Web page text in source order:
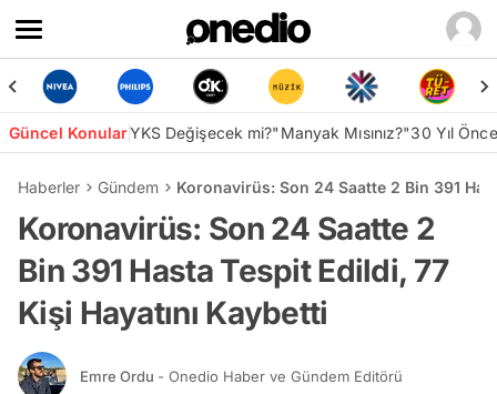
Güncel KonularYKS Değişecek mi?"Manyak Mısınız?"30 Yıl
Haberler Gündem Koronavirüs: Son 24 Saatte 2 Bin 391
Koronavirüs: Son 24 Saatte 2
Bin 391 Hasta Tespit Edildi, 77
Kişi Hayatını Kaybetti
Emre Ordu - Onedio Haber ve Gündem Editörü